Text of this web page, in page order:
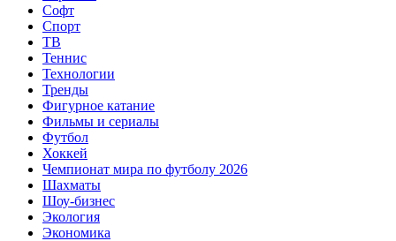
Софт
Спорт
ТВ
Теннис
Технологии
Тренды
Фигурное катание
Фильмы и сериалы
Футбол
Хоккей
Чемпионат мира по футболу 2026
Шахматы
Шоу-бизнес
Экология
Экономика